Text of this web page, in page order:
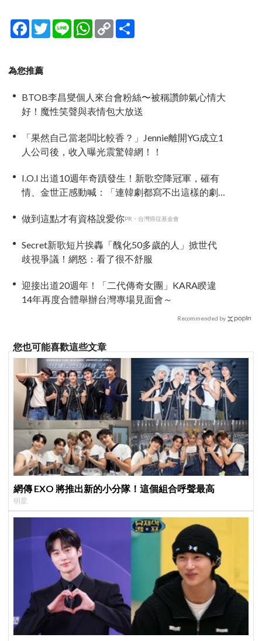
Facebook
TwitterLine WhatsApp
Copy
Link
為您推薦
BTOB李昌燮個人來台會粉絲〜被稱讚帥氣心情大
好！魔性笑聲與表情包大放送
「果然自己當老闆比較香？」Jennie離開YG成立1
人公司後，收入曝光震驚韓網！！
I.O.I 出道10週年奇蹟發生！新歌空降冠軍，磪有
情、金世正感動喊：「連韓劇都寫不出這樣的劇
做到這點才有資格說愛你PR・台灣癌症基金會
Secret新歌短片挨轟「醜化50多歲的人」掀世代
歧視爭議！網怒：看了很不舒服
迎接出道20週年！「二代傳奇女團」KARA睽違
14年再度合體舉辦台灣專場見面會～
Recommended by
您也可能喜歡這些文章
網傳 EXO 將推出新的小分隊！這個組合呼聲最高
明星